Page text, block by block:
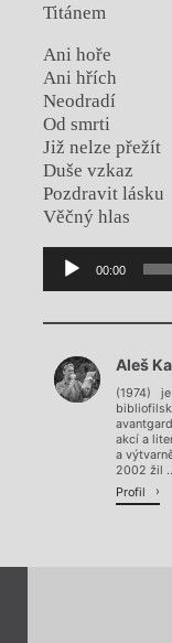
Titánem
Ani hoře
Ani hřích
Neodradí
Od smrti
Již nelze přežít
Duše vzkaz
Pozdravit lásku
Věčný hlas
Audio
Player
00:00
Aleš
(1974) je
akcí a
a
2002 žil
Profil